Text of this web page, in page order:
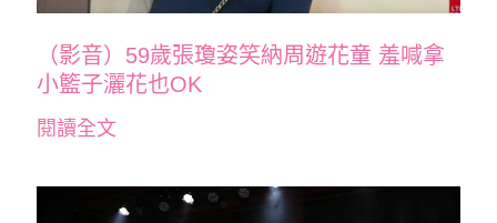
（影音）59歲張瓊姿笑納周遊花童 羞喊拿
小籃子灑花也OK
閱讀全文